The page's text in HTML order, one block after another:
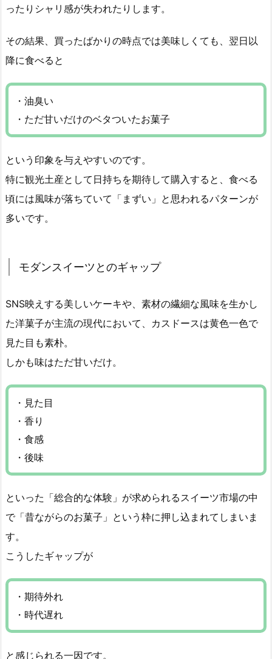
ったりシャリ感が失われたりします。
その結果、買ったばかりの時点では美味しくても、翌日以
降に食べると
・油臭い
・ただ甘いだけのベタついたお菓子
という印象を与えやすいのです。
特に観光土産として日持ちを期待して購入すると、食べる
頃には風味が落ちていて「まずい」と思われるパターンが
多いです。
モダンスイーツとのギャップ
SNS映えする美しいケーキや、素材の繊細な風味を生かし
た洋菓子が主流の現代において、カスドースは黄色一色で
見た目も素朴。
しかも味はただ甘いだけ。
・見た目
・香り
・食感
・後味
といった「総合的な体験」が求められるスイーツ市場の中
で「昔ながらのお菓子」という枠に押し込まれてしまいま
す。
こうしたギャップが
・期待外れ
・時代遅れ
と感じられる一因です。